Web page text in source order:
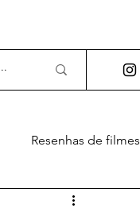
Resenhas de filmes